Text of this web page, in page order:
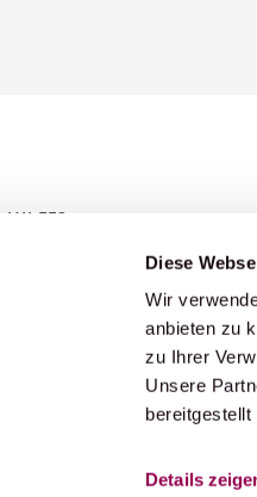
Diese
Wir
anbieten zu
zu Ihrer
Unsere
Details
HILFE?
tours.ch